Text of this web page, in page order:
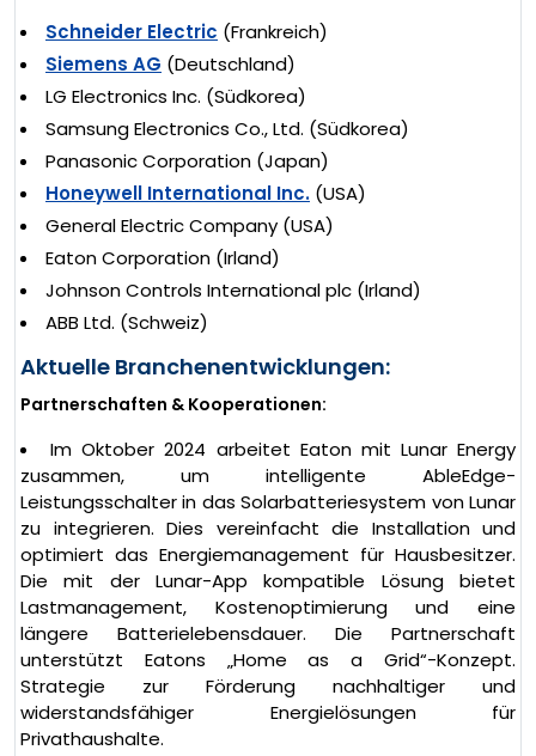
Schneider Electric (Frankreich)
Siemens AG (Deutschland)
LG Electronics Inc. (Südkorea)
Samsung Electronics Co., Ltd. (Südkorea)
Panasonic Corporation (Japan)
Honeywell International Inc. (USA)
General Electric Company (USA)
Eaton Corporation (Irland)
Johnson Controls International plc (Irland)
ABB Ltd. (Schweiz)
Aktuelle Branchenentwicklungen:
Partnerschaften & Kooperationen:
Im Oktober 2024 arbeitet Eaton mit Lunar Energy
zusammen, um intelligente AbleEdge-
Leistungsschalter in das Solarbatteriesystem von Lunar
zu integrieren. Dies vereinfacht die Installation und
optimiert das Energiemanagement für Hausbesitzer.
Die mit der Lunar-App kompatible Lösung bietet
Lastmanagement, Kostenoptimierung und eine
längere Batterielebensdauer. Die Partnerschaft
unterstützt Eatons „Home as a Grid“-Konzept.
Strategie zur Förderung nachhaltiger und
widerstandsfähiger Energielösungen für
Privathaushalte.